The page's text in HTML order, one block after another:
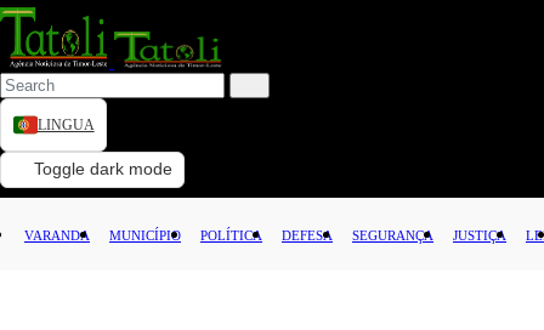
VARANDA
LINGUA
Toggle dark mode
VARANDA MUNICÍPIO POLÍTICA DEFESA SEGURANÇA JUSTIÇA